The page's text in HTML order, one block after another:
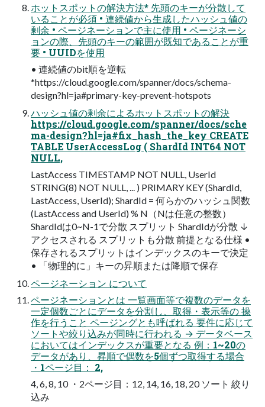
ホットスポットの解決方法* 先頭のキーが分散して
いることが必須 • 連続値から生成したハッシュ値の
剰余 • ページネーションで主に使用 • ページネーシ
ョンの際、先頭のキーの範囲が既知であることが重
要 • UUIDを使用
• 連続値のbit順を逆転
*https://cloud.google.com/spanner/docs/schema-
design?hl=ja#primary-key-prevent-hotspots
ハッシュ値の剰余によるホットスポットの解決
https://cloud.google.com/spanner/docs/sche
ma-design?hl=ja#fix_hash_the_key CREATE
TABLE UserAccessLog ( ShardId INT64 NOT
NULL,
LastAccess TIMESTAMP NOT NULL, UserId
STRING(8) NOT NULL, ... ) PRIMARY KEY (ShardId,
LastAccess, UserId); ShardId = 何らかのハッシュ関数
(LastAccess and UserId) % N（Nは任意の整数）
ShardIdは0~N-1で分散 スプリット ShardIdが分散 ↓
アクセスされる スプリットも分散 前提となる仕様 •
保存されるスプリットはインデックスのキーで決定
• 「物理的に」キーの昇順または降順で保存
ページネーション について
ページネーションとは 一覧画面等で複数のデータを
一定個数ごとにデータを分割し、取得・表示等の 操
作を行うこと ページングとも呼ばれる 要件に応じて
ソートや絞り込みが同時に行われる → データベース
においてはインデックスが重要となる 例：1~20の
データがあり、昇順で偶数を5個ずつ取得する場合
・1ページ目： 2,
4, 6, 8, 10 ・2ページ目：12, 14, 16, 18, 20 ソート 絞り
込み